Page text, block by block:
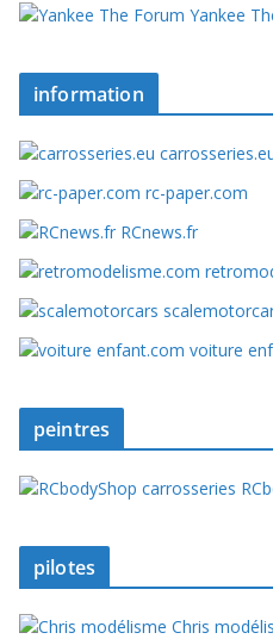
Yankee
information
rc-paper.com
RCnews.fr
voiture
peintres
pilotes
Chris